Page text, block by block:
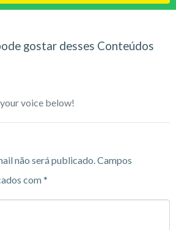
gostar desses Conteúdos
voice below!
não será publicado.Campos
com*